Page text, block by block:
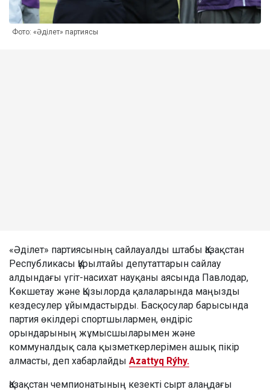
Фото: «Әділет» партиясы
«Әділет» партиясының сайлауалды штабы Қазақстан
Республикасы Құрылтайы депутаттарын сайлау
алдындағы үгіт-насихат науқаны аясында Павлодар,
Көкшетау және Қызылорда қалаларында маңызды
кездесулер ұйымдастырды. Басқосулар барысында
партия өкілдері спортшылармен, өндіріс
орындарының жұмысшыларымен және
коммуналдық сала қызметкерлерімен ашық пікір
алмасты, деп хабарлайды Azattyq Rýhy.
Қазақстан чемпионатының кезекті сырт алаңдағы